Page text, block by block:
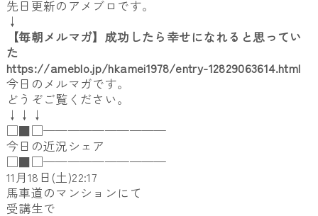
先日更新のアメブロです。
↓
【毎朝メルマガ】成功したら幸せになれると思ってい
た
https://ameblo.jp/hkamei1978/entry-12829063614.html
今日のメルマガです。
どうぞご覧ください。
↓↓↓
□■□——————————
今日の近況シェア
□■□——————————
11月18日(土)22:17
馬車道のマンションにて
受講生で